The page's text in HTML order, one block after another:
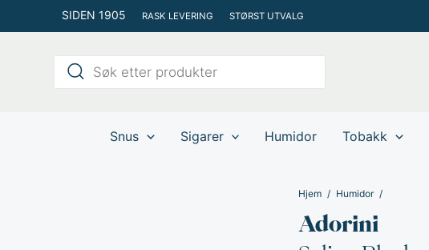
rett
SIDEN 1905 RASK LEVERING STØRST UTVALG
Products
search
Snus Sigarer Humidor Tobakk
Hjem Humidor
Adorini